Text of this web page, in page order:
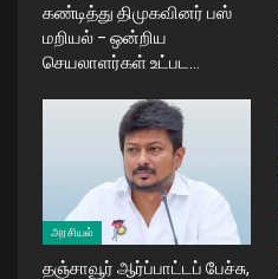
கண்டித்து திமுகவினர் பஸ்
மறியல் – ஒன்றிய
செயலாளர்கள் உட்பட…
அரசியல்
தஞ்சாவூர் ஆர்ப்பாட்டப் பேச்சு,